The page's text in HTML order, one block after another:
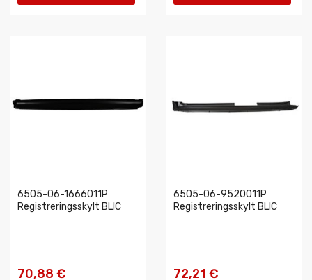
6505-06-1666011P
Registreringsskylt BLIC
70,88 €
6505-06-9520011P
Registreringsskylt BLIC
72,21 €